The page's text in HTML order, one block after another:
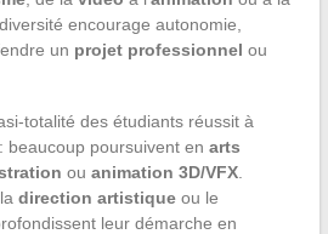
encourage autonomie,
un projet professionnel ou
totalité des étudiants réussit à
beaucoup poursuivent en arts
ou animation 3D/VFX.
direction artistiqueou le
leur démarche en